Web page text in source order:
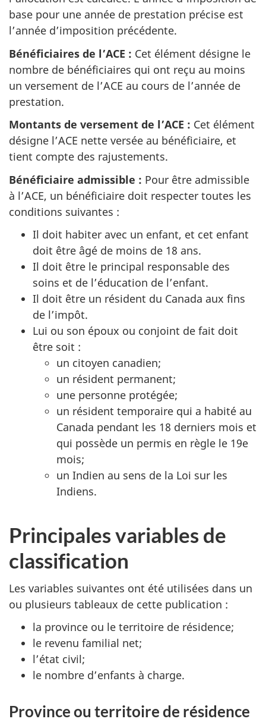
base pour une année de prestation précise est
l’année d’imposition précédente.
Bénéficiaires de l’ACE : Cet élément désigne le
nombre de bénéficiaires qui ont reçu au moins
un versement de l’ACE au cours de l’année de
prestation.
Montants de versement de l’ACE : Cet élément
désigne l’ACE nette versée au bénéficiaire, et
tient compte des rajustements.
Bénéficiaire admissible : Pour être admissible
à l’ACE, un bénéficiaire doit respecter toutes les
conditions suivantes :
Il doit habiter avec un enfant, et cet enfant
doit être âgé de moins de 18 ans.
Il doit être le principal responsable des
soins et de l’éducation de l’enfant.
Il doit être un résident du Canada aux fins
de l’impôt.
Lui ou son époux ou conjoint de fait doit
être soit :
un citoyen canadien;
un résident permanent;
une personne protégée;
un résident temporaire qui a habité au
Canada pendant les 18 derniers mois et
qui possède un permis en règle le 19e
mois;
un Indien au sens de la Loi sur les
Indiens.
Principales variables de
classification
Les variables suivantes ont été utilisées dans un
ou plusieurs tableaux de cette publication :
la province ou le territoire de résidence;
le revenu familial net;
l’état civil;
le nombre d’enfants à charge.
Province ou territoire de résidence